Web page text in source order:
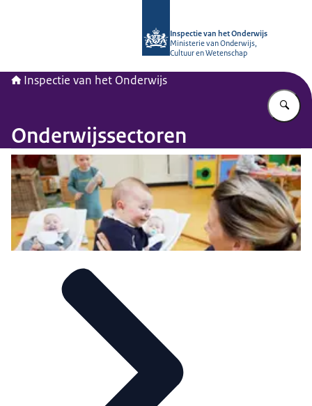
Inspectie van het Onderwijs
Ministerie van Onderwijs,
Cultuur en Wetenschap
Inspectie van het Onderwijs
Onderwijssectoren